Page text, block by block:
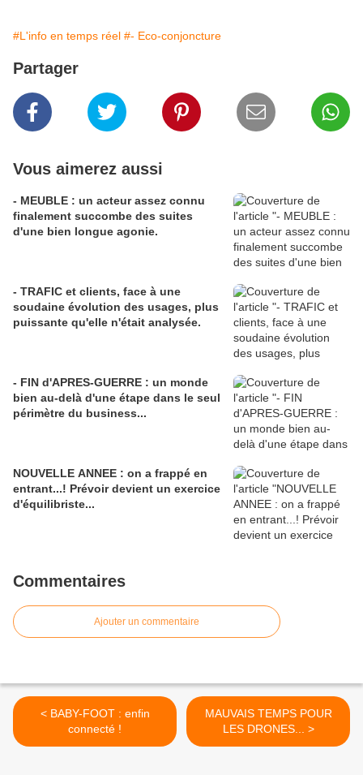
#L'info en temps réel #- Eco-conjoncture
Partager
Vous aimerez aussi
- MEUBLE : un acteur assez connu
finalement succombe des suites
d'une bien longue agonie.
- TRAFIC et clients, face à une
soudaine évolution des usages, plus
puissante qu'elle n'était analysée.
- FIN d'APRES-GUERRE : un monde
bien au-delà d'une étape dans le seul
périmètre du business...
NOUVELLE ANNEE : on a frappé en
entrant...! Prévoir devient un exercice
d'équilibriste...
Commentaires
Ajouter un commentaire
< BABY-FOOT : enfin
connecté !
MAUVAIS TEMPS POUR
LES DRONES... >